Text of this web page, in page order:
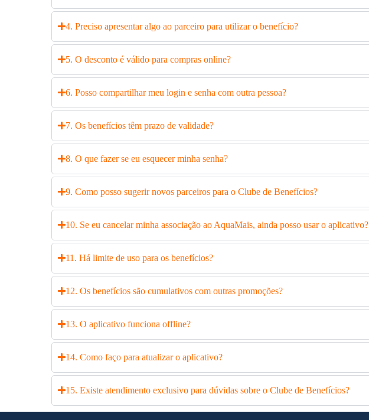
4. Preciso apresentar algo ao parceiro para utilizar o benefício?
5. O desconto é válido para compras online?
6. Posso compartilhar meu login e senha com outra pessoa?
7. Os benefícios têm prazo de validade?
8. O que fazer se eu esquecer minha senha?
9. Como posso sugerir novos parceiros para o Clube de Benefícios?
10. Se eu cancelar minha associação ao AquaMais, ainda posso usar o aplicativo?
11. Há limite de uso para os benefícios?
12. Os benefícios são cumulativos com outras promoções?
13. O aplicativo funciona offline?
14. Como faço para atualizar o aplicativo?
15. Existe atendimento exclusivo para dúvidas sobre o Clube de Benefícios?